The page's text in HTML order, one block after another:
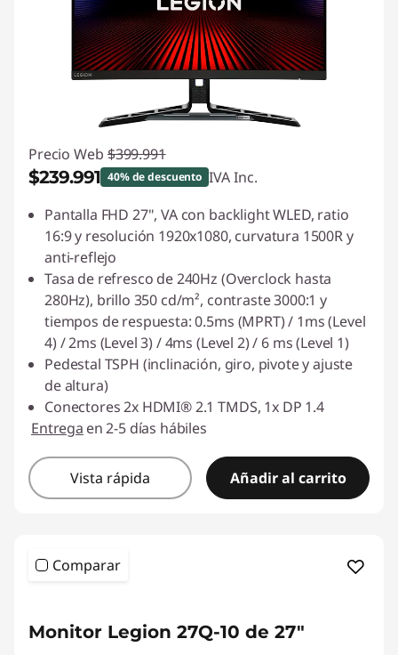
Precio Web $399.991
$239.991 40% de descuento IVA Inc.
Ahorros instantáneos :-$160.000
Pantalla FHD 27", VA con backlight WLED, ratio
16:9 y resolución 1920x1080, curvatura 1500R y
anti-reflejo
Tasa de refresco de 240Hz (Overclock hasta
280Hz), brillo 350 cd/m², contraste 3000:1 y
tiempos de respuesta: 0.5ms (MPRT) / 1ms (Level
4) / 2ms (Level 3) / 4ms (Level 2) / 6 ms (Level 1)
Pedestal TSPH (inclinación, giro, pivote y ajuste
de altura)
Conectores 2x HDMI® 2.1 TMDS, 1x DP 1.4
Entrega en 2-5 días hábiles
Vista rápida Añadir al carrito
Comparar
Monitor Legion 27Q-10 de 27"